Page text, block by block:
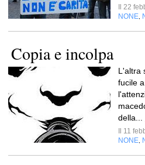
Il 22
NONE
Copia e incolpa
L'altra
fucile
della...
Il 11
NONE